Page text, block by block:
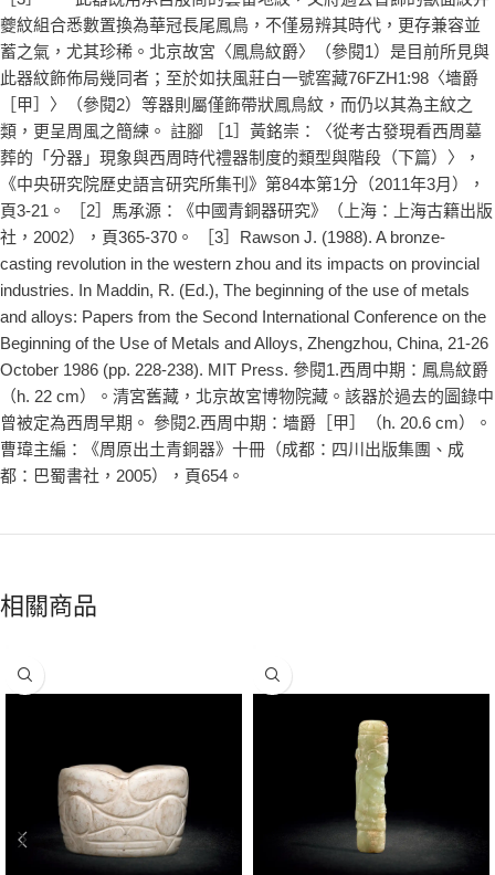
夔紋組合悉數置換為華冠長尾鳳鳥，不僅易辨其時代，更存兼容並
蓄之氣，尤其珍稀。北京故宮〈鳳鳥紋爵〉（參閱1）是目前所見與
此器紋飾佈局幾同者；至於如扶風莊白一號窖藏76FZH1:98〈墻爵
［甲］〉（參閱2）等器則屬僅飾帶狀鳳鳥紋，而仍以其為主紋之
類，更呈周風之簡練。 註腳 ［1］黃銘崇：〈從考古發現看西周墓
葬的「分器」現象與西周時代禮器制度的類型與階段（下篇）〉，
《中央研究院歷史語言研究所集刊》第84本第1分（2011年3月），
頁3-21。 ［2］馬承源：《中國青銅器研究》（上海：上海古籍出版
社，2002），頁365-370。 ［3］Rawson J. (1988). A bronze-
casting revolution in the western zhou and its impacts on provincial
industries. In Maddin, R. (Ed.), The beginning of the use of metals
and alloys: Papers from the Second International Conference on the
Beginning of the Use of Metals and Alloys, Zhengzhou, China, 21-26
October 1986 (pp. 228-238). MIT Press. 參閱1.西周中期：鳳鳥紋爵
（h. 22 cm）。清宮舊藏，北京故宮博物院藏。該器於過去的圖錄中
曾被定為西周早期。 參閱2.西周中期：墻爵［甲］（h. 20.6 cm）。
曹瑋主編：《周原出土青銅器》十冊（成都：四川出版集團、成
都：巴蜀書社，2005），頁654。
相關商品